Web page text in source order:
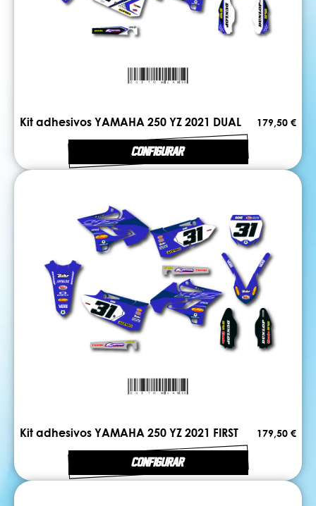
Kit adhesivos YAMAHA 250 YZ 2021 DUAL 179,50 €
CONFIGURAR
Kit adhesivos YAMAHA 250 YZ 2021 FIRST 179,50 €
CONFIGURAR